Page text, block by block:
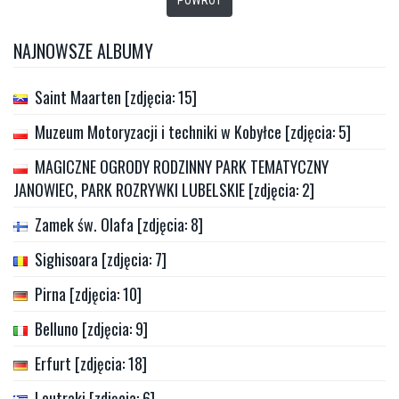
NAJNOWSZE ALBUMY
Saint Maarten [zdjęcia: 15]
Muzeum Motoryzacji i techniki w Kobyłce [zdjęcia: 5]
MAGICZNE OGRODY RODZINNY PARK TEMATYCZNY
JANOWIEC, PARK ROZRYWKI LUBELSKIE [zdjęcia: 2]
Zamek św. Olafa [zdjęcia: 8]
Sighisoara [zdjęcia: 7]
Pirna [zdjęcia: 10]
Belluno [zdjęcia: 9]
Erfurt [zdjęcia: 18]